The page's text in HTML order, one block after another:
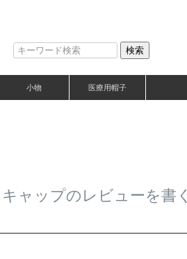
検索
小物 医療用帽子
ャップのレビューを書く